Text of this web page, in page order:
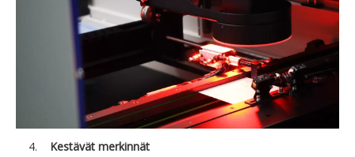
4. Kestävät merkinnät